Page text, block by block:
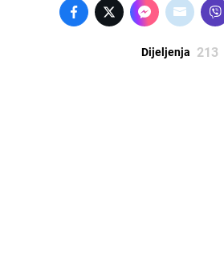
Dijeljenja 213